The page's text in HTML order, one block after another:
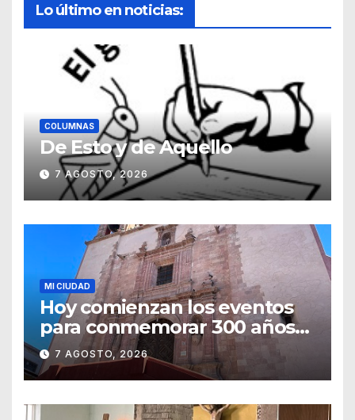
Lo último en noticias:
COLUMNAS
De Esto y de Aquello
7 AGOSTO, 2026
MI CIUDAD
Hoy comienzan los eventos
para conmemorar 300 años
del templo de San Roque
7 AGOSTO, 2026